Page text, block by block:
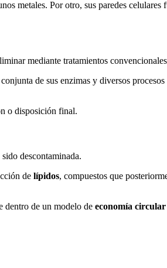
metales. Por otro, sus paredes celulares
mediante tratamientos
de sus enzimas y diversos
o disposición final.
descontaminada.
de lípidos, compuestos que
dentro de un modelo de economía circular